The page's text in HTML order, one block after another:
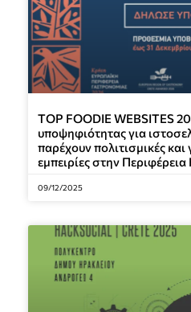
TOP FOODIE WEBSITES
υποψηφιότητας για
παρέχουν πολιτισμικές
εμπειρίες στην
09/12/2025